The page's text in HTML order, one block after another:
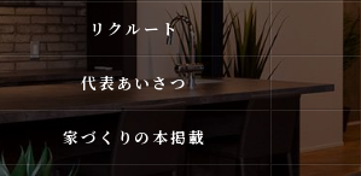
リクルート
代表あいさつ
家づくりの本掲載